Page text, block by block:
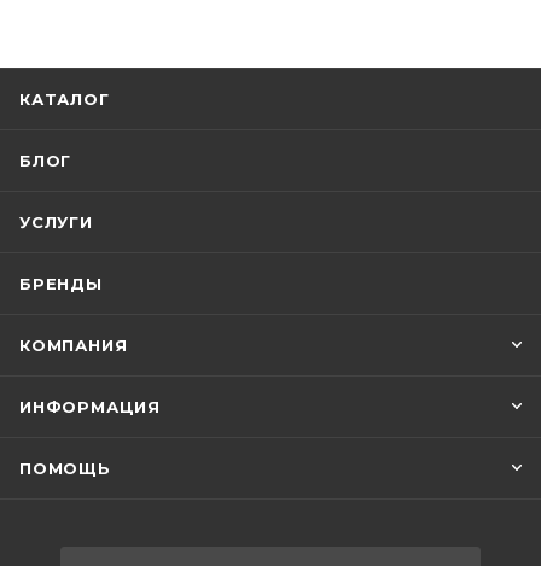
КАТАЛОГ
БЛОГ
УСЛУГИ
БРЕНДЫ
КОМПАНИЯ
ИНФОРМАЦИЯ
ПОМОЩЬ